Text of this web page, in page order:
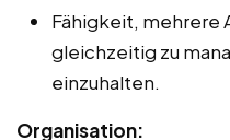
Fähigkeit, mehrere
gleichzeitig zu
einzuhalten.
Organisation: